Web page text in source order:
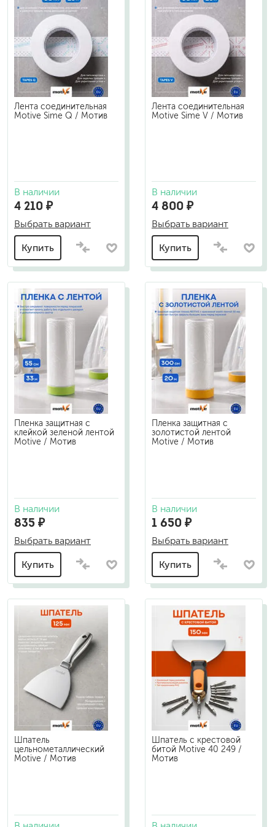
Лента соединительная
Motive Sime Q / Мотив
В наличии
4 210 ₽
Выбрать вариант
Купить
Лента соединительная
Motive Sime V / Мотив
В наличии
4 800 ₽
Выбрать вариант
Купить
Пленка защитная с
клейкой зеленой лентой
Motive / Мотив
В наличии
835 ₽
Выбрать вариант
Купить
Пленка защитная с
золотистой лентой
Motive / Мотив
В наличии
1 650 ₽
Выбрать вариант
Купить
Шпатель
цельнометаллический
Motive / Мотив
Шпатель с крестовой
битой Motive 40 249 /
Мотив